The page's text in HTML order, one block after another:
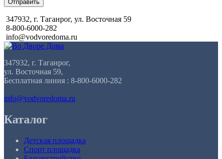
Отправить
347932, г. Таганрог, ул. Восточная 59
8-800-6000-282
info@vodvoredoma.ru
347932, г. Таганрог,
ул. Восточная 59,
Бесплатная линия : 8-800-6000-282
info@vodvoredoma.ru
Каталог
Детская площадка
Спорт площадка